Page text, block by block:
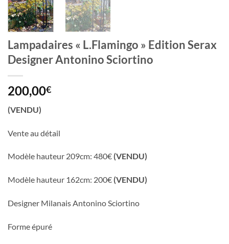
Lampadaires « L.Flamingo » Edition Serax
Designer Antonino Sciortino
200,00€
(VENDU)
Vente au détail
Modèle hauteur 209cm: 480€ (VENDU)
Modèle hauteur 162cm: 200€ (VENDU)
Designer Milanais Antonino Sciortino
Forme épuré